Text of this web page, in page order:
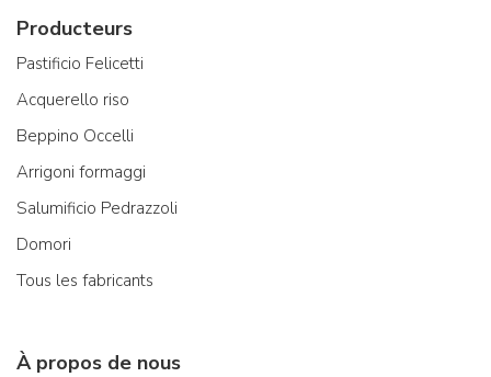
Producteurs
Pastificio Felicetti
Acquerello riso
Beppino Occelli
Arrigoni formaggi
Salumificio Pedrazzoli
Domori
Tous les fabricants
À propos de nous